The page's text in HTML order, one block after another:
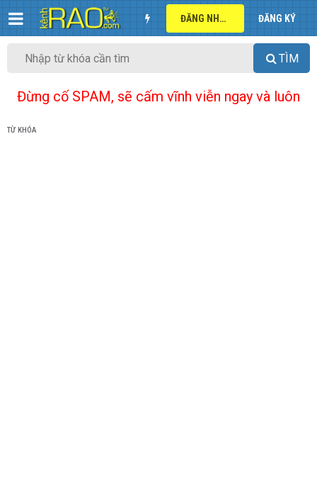
ĐĂNG NHẬP ĐĂNG KÝ
TÌM
Đừng cố SPAM, sẽ cấm vĩnh viễn ngay và luôn
TỪ KHÓA